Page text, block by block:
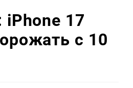
iPhone 17
с 10